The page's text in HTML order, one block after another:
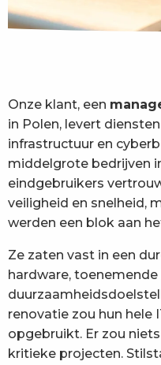
Onze klant, een
in Polen, levert
infrastructuur en
middelgrote bedrijven
eindgebruikers
veiligheid en snelheid,
werden een blok aan
Ze zaten vast in een
hardware,
renovatie zou hun hele
opgebruikt. Er zou
kritieke projecten.